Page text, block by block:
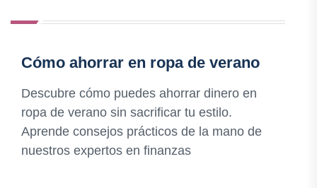
Cómo ahorrar en ropa de verano
Descubre cómo puedes ahorrar dinero en
ropa de verano sin sacrificar tu estilo.
Aprende consejos prácticos de la mano de
nuestros expertos en finanzas